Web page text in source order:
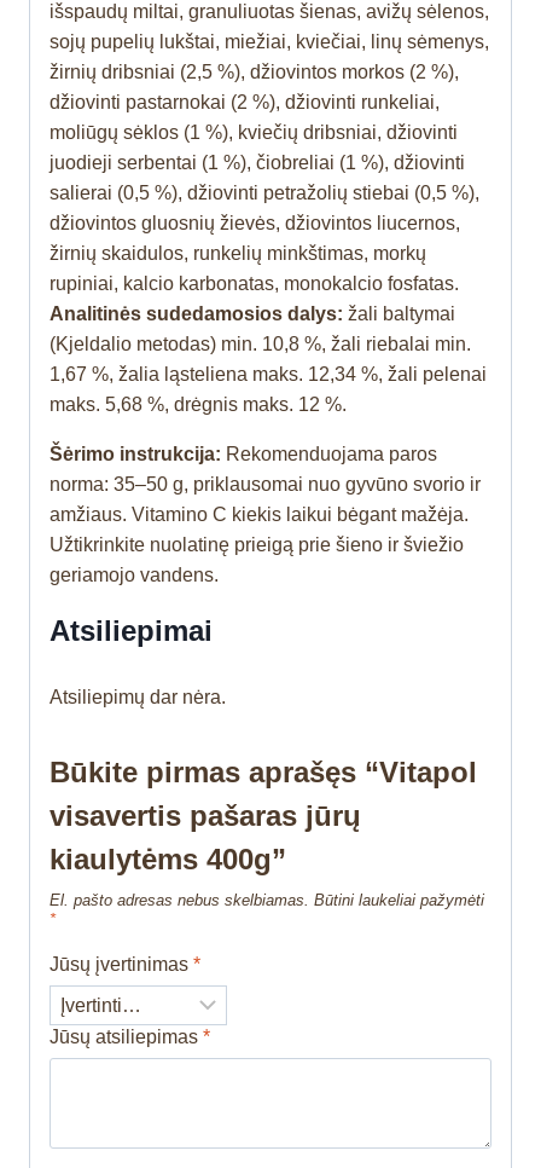
išspaudų miltai, granuliuotas šienas, avižų sėlenos,
sojų pupelių lukštai, miežiai, kviečiai, linų sėmenys,
žirnių dribsniai (2,5 %), džiovintos morkos (2 %),
džiovinti pastarnokai (2 %), džiovinti runkeliai,
moliūgų sėklos (1 %), kviečių dribsniai, džiovinti
juodieji serbentai (1 %), čiobreliai (1 %), džiovinti
salierai (0,5 %), džiovinti petražolių stiebai (0,5 %),
džiovintos gluosnių žievės, džiovintos liucernos,
žirnių skaidulos, runkelių minkštimas, morkų
rupiniai, kalcio karbonatas, monokalcio fosfatas.
Analitinės sudedamosios dalys: žali baltymai
(Kjeldalio metodas) min. 10,8 %, žali riebalai min.
1,67 %, žalia ląsteliena maks. 12,34 %, žali pelenai
maks. 5,68 %, drėgnis maks. 12 %.
Šėrimo instrukcija: Rekomenduojama paros
norma: 35–50 g, priklausomai nuo gyvūno svorio ir
amžiaus. Vitamino C kiekis laikui bėgant mažėja.
Užtikrinkite nuolatinę prieigą prie šieno ir šviežio
geriamojo vandens.
Atsiliepimai
Atsiliepimų dar nėra.
Būkite pirmas aprašęs “Vitapol
visavertis pašaras jūrų
kiaulytėms 400g”
El. pašto adresas nebus skelbiamas. Būtini laukeliai pažymėti
*
Jūsų įvertinimas *
Jūsų atsiliepimas *